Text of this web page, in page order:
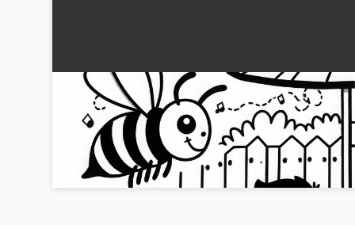
Hveps ved grillen om sommeren: Malebog til
download (Gratis)
Opdag en gratis malerværk med en hveps ved grillen.
Download billedet og begynd straks at farvelægge!...